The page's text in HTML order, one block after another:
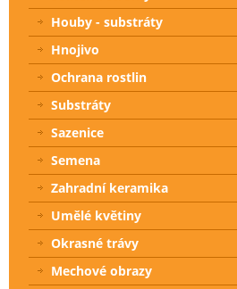
Houby - substráty
Hnojivo
Ochrana rostlin
Substráty
Sazenice
Semena
Zahradní keramika
Umělé květiny
Okrasné trávy
Mechové obrazy